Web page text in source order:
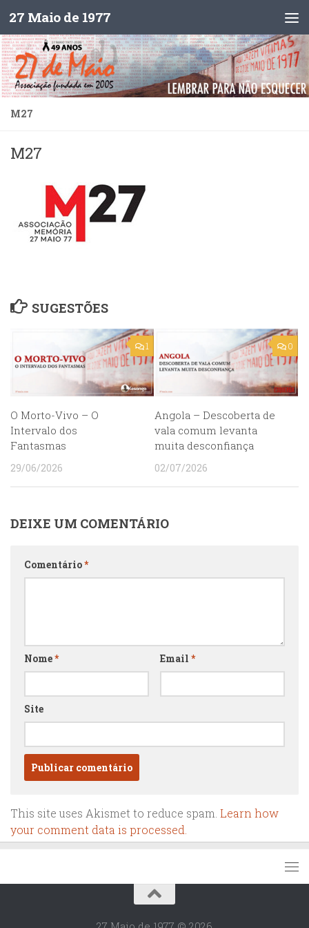
Skip to content
27 Maio de 1977
M27
M27
SUGESTÕES
1
O Morto-Vivo – O
Intervalo dos
Fantasmas
29/06/2026
0
Angola – Descoberta de
vala comum levanta
muita desconfiança
02/07/2026
DEIXE UM COMENTÁRIO
Comentário*
Nome* Email *
Site
This site uses Akismet to reduce spam. Learn how
your comment data is processed.